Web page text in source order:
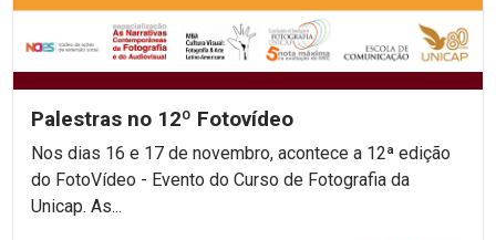
Palestras no 12º Fotovídeo
Nos dias 16 e 17 de novembro, acontece a 12ª edição
do FotoVídeo - Evento do Curso de Fotografia da
Unicap. As...